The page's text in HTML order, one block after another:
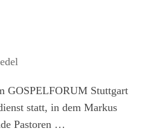
GOSPELFORUM Stuttgart
statt, in dem Markus
Pastoren …